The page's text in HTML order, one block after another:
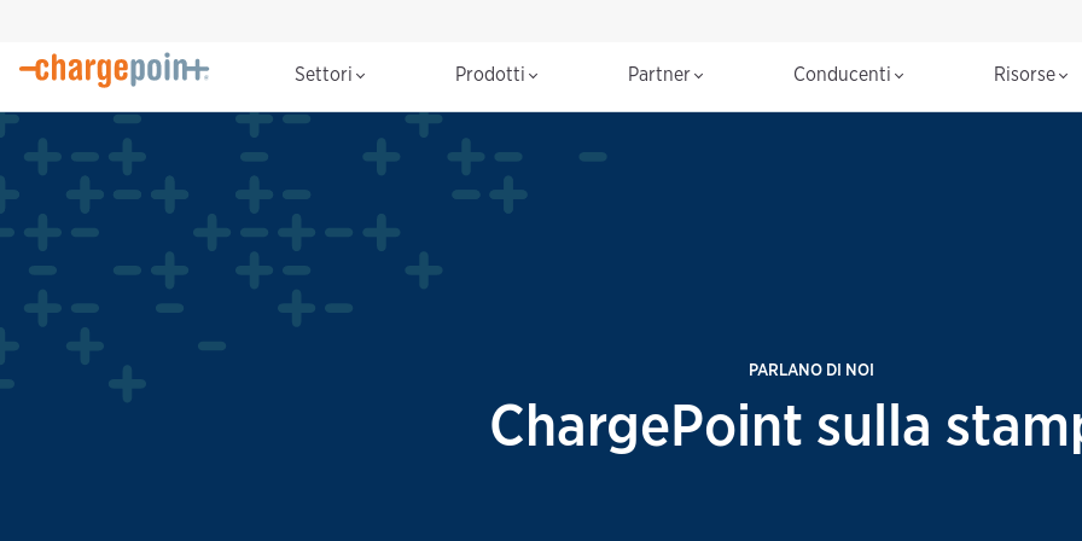
Settori Prodotti Partner Conducenti Risorse
PARLANO DI NOI
ChargePoint sulla